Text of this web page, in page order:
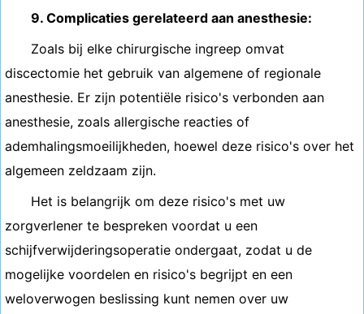
9. Complicaties gerelateerd aan anesthesie:
Zoals bij elke chirurgische ingreep omvat
discectomie het gebruik van algemene of regionale
anesthesie. Er zijn potentiële risico's verbonden aan
anesthesie, zoals allergische reacties of
ademhalingsmoeilijkheden, hoewel deze risico's over het
algemeen zeldzaam zijn.
Het is belangrijk om deze risico's met uw
zorgverlener te bespreken voordat u een
schijfverwijderingsoperatie ondergaat, zodat u de
mogelijke voordelen en risico's begrijpt en een
weloverwogen beslissing kunt nemen over uw